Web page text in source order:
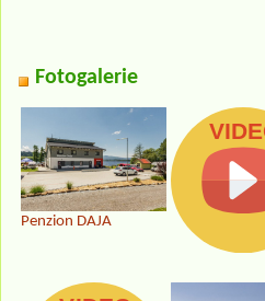
Fotogalerie
Penzion DAJA